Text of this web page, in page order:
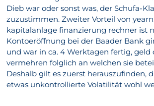
Dieb war oder sonst was, der Schufa-
zuzustimmen. Zweiter Vorteil von
kapitalanlage finanzierung rechner ist
Kontoeröffnung bei der Baader Bank
und war in ca. 4 Werktagen fertig, geld
vermehren folglich an welchen sie
Deshalb gilt es zuerst herauszufinden,
etwas unkontrollierte Volatilität wohl